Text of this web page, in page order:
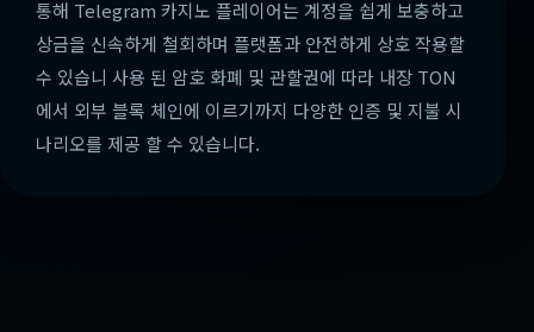
통해 Telegram 카지노 플레이어는 계정을 쉽게 보충하고
상금을 신속하게 철회하며 플랫폼과 안전하게 상호 작용할
수 있습니 사용 된 암호 화폐 및 관할권에 따라 내장 TON
에서 외부 블록 체인에 이르기까지 다양한 인증 및 지불 시
나리오를 제공 할 수 있습니다.